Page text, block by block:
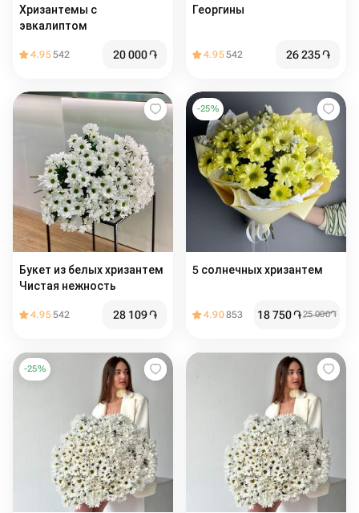
Хризантемы с
эвкалиптом
4.95542 20 000֏
Георгины
4.95542 26 235֏
Букет из белых хризантем
Чистая нежность
4.95542 28 109֏
-25%
5 солнечных хризантем
4.90853 18 750֏25 000֏
-25%